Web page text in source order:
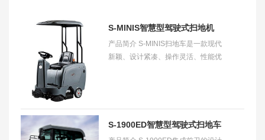
S-MINIS智慧型驾驶式扫地机
产品简介 S-MINIS扫地车是一款现代
新颖、设计紧凑、操作灵活、性能优
S-1900ED智慧型驾驶式扫地车